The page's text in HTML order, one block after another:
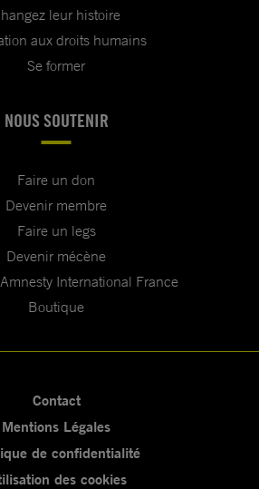
leur histoire
aux droits humains
Se former
NOUS SOUTENIR
Faire un don
Devenir membre
Faire un legs
Devenir mécène
International France
Boutique
Contact
Mentions Légales
de confidentialité
des cookies